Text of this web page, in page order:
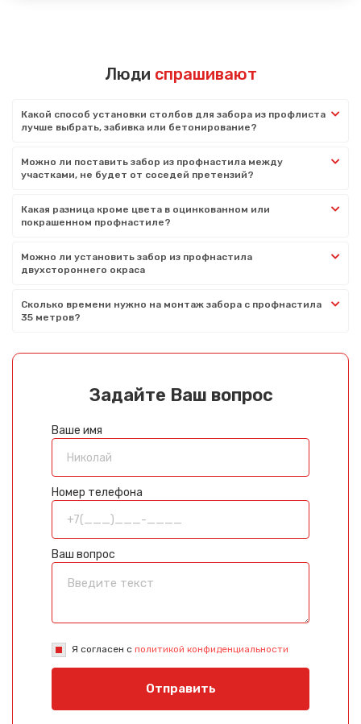
Люди спрашивают
Какой способ установки столбов для забора из профлиста
лучше выбрать, забивка или бетонирование?
Можно ли поставить забор из профнастила между
участками, не будет от соседей претензий?
Какая разница кроме цвета в оцинкованном или
покрашенном профнастиле?
Можно ли установить забор из профнастила
двухстороннего окраса
Сколько времени нужно на монтаж забора с профнастила
35 метров?
Задайте Ваш вопрос
Ваше имя
Номер телефона
Ваш вопрос
Я согласен с политикой конфиденциальности
Отправить